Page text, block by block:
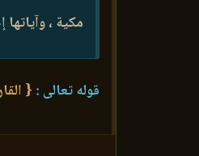
مكية ،
قوله تعالى : {